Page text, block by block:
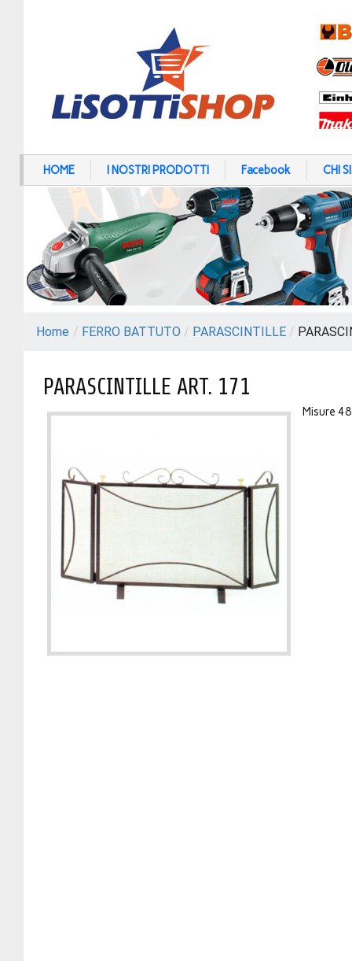
HOME I NOSTRI PRODOTTI Facebook CHI
Home / FERRO BATTUTO / PARASCINTILLE /
PARASCINTILLE ART. 171
Misure